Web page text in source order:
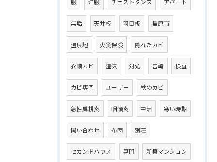
服 洋服 チェストタンス アパート
無垢 天井板 羽目板 島原市
温泉地 火災保険 隠れたカビ
衣類カビ 湿気 対処 宮崎 検査
カビ専門 ユーザー 秋のカビ
急性扁桃炎 咽頭炎 中洲 寒い時期
問い合わせ 布団 別荘
セカンドハウス 専門 新築マンション